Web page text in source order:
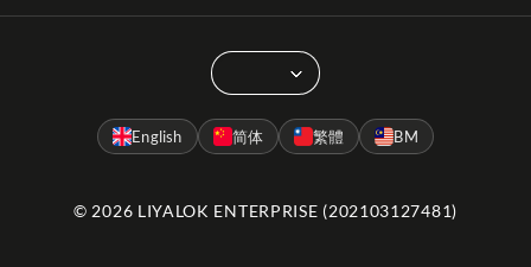
English 简体 繁體 BM
© 2026 LIYALOK ENTERPRISE (202103127481)